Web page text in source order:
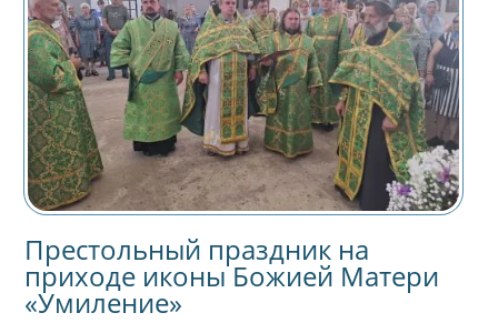
Престольный праздник на
приходе иконы Божией Матери
«Умиление»